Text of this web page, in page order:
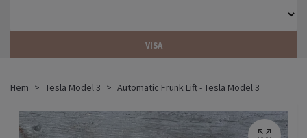
VISA
Hem Tesla Model 3 Automatic Frunk Lift - Tesla Model 3